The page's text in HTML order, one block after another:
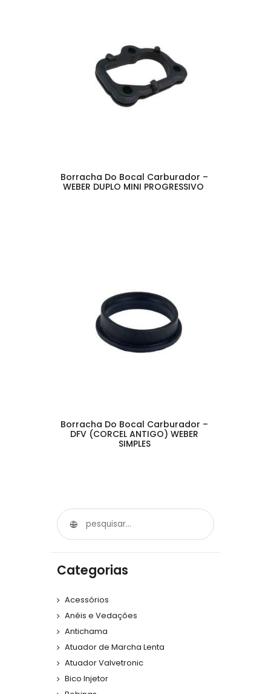
Borracha Do Bocal Carburador –
WEBER DUPLO MINI PROGRESSIVO
Borracha Do Bocal Carburador –
DFV (CORCEL ANTIGO) WEBER
SIMPLES
Categorias
Acessórios
Anéis e Vedações
Antichama
Atuador de Marcha Lenta
Atuador Valvetronic
Bico Injetor